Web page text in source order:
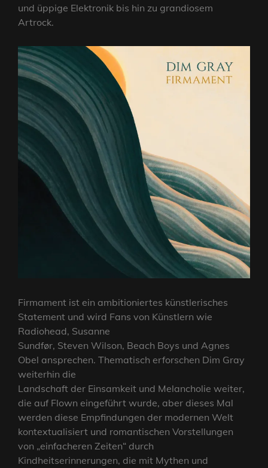
und üppige Elektronik bis hin zu grandiosem
Artrock.
Firmament ist ein ambitioniertes künstlerisches
Statement und wird Fans von Künstlern wie
Radiohead, Susanne
Sundfør, Steven Wilson, Beach Boys und Agnes
Obel ansprechen. Thematisch erforschen Dim Gray
weiterhin die
Landschaft der Einsamkeit und Melancholie weiter,
die auf Flown eingeführt wurde, aber dieses Mal
werden diese Empfindungen der modernen Welt
kontextualisiert und romantischen Vorstellungen
von „einfacheren Zeiten“ durch
Kindheitserinnerungen, die mit Mythen und